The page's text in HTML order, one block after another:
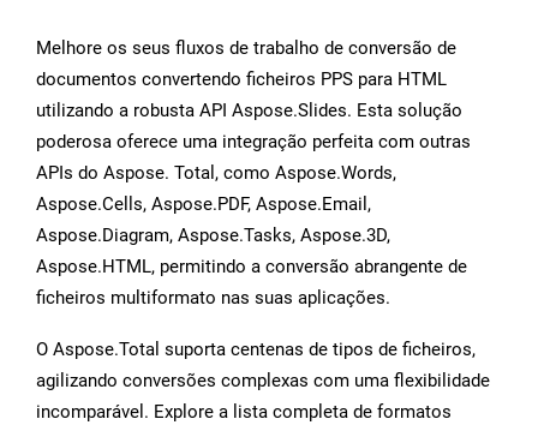
Melhore os seus fluxos de trabalho de conversão de
documentos convertendo ficheiros PPS para HTML
utilizando a robusta API Aspose.Slides. Esta solução
poderosa oferece uma integração perfeita com outras
APIs do Aspose. Total, como Aspose.Words,
Aspose.Cells, Aspose.PDF, Aspose.Email,
Aspose.Diagram, Aspose.Tasks, Aspose.3D,
Aspose.HTML, permitindo a conversão abrangente de
ficheiros multiformato nas suas aplicações.
O Aspose.Total suporta centenas de tipos de ficheiros,
agilizando conversões complexas com uma flexibilidade
incomparável. Explore a lista completa de formatos